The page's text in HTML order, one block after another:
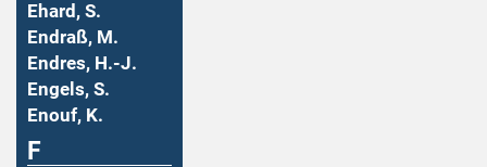
Ehard, S.
Endraß, M.
Endres, H.-J.
Engels, S.
Enouf, K.
F